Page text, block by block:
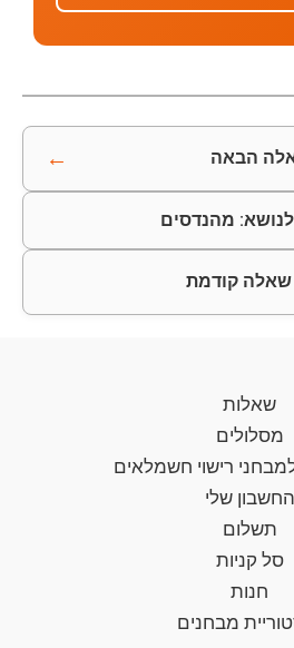
הבאה ←
מהנדסים
שאלה קודמת
שאלות
מסלולים
רישוי חשמלאים
החשבון שלי
תשלום
סל קניות
חנות
מבחנים